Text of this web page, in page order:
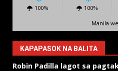
100% 100%
Manila
KAPAPASOK NA BALITA
Robin Padilla lagot sa